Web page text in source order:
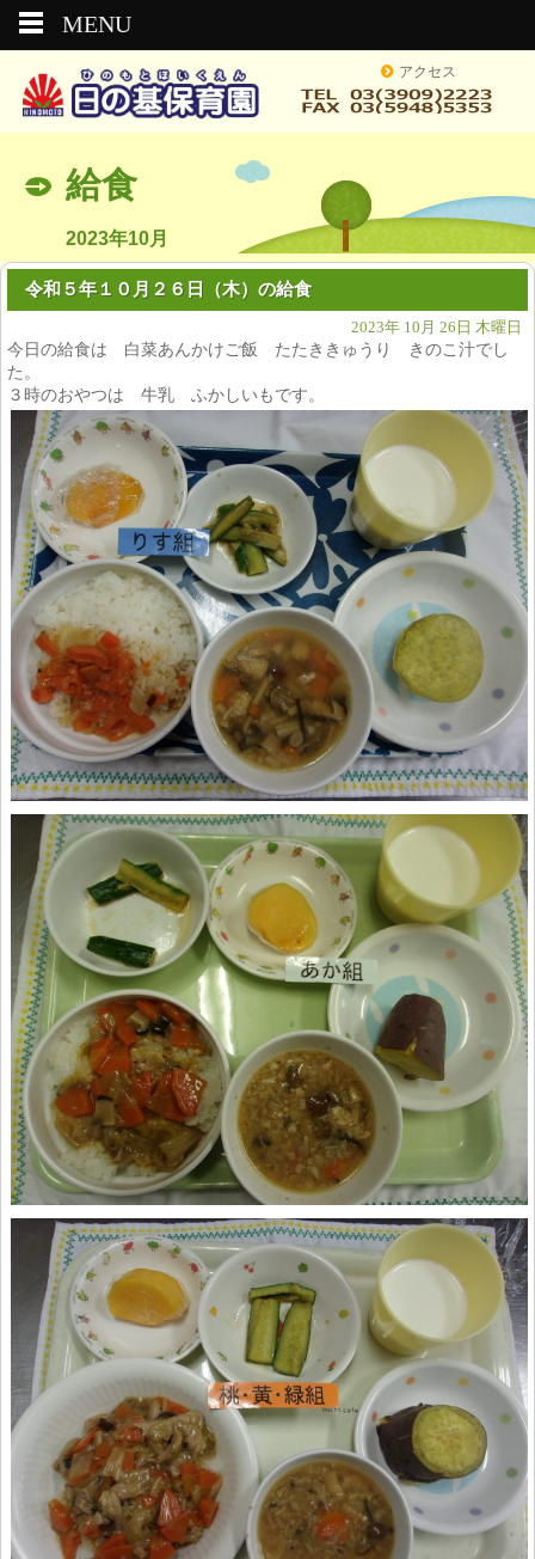
アクセス
給食
2023年10月
令和５年１０月２６日（木）の給食
2023年 10月 26日 木曜日
今日の給食は 白菜あんかけご飯 たたききゅうり きのこ汁でし
た。
３時のおやつは 牛乳 ふかしいもです。
MENU